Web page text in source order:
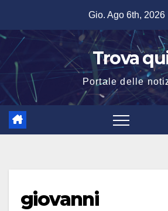
contenuto
Gio. Ago 6th, 2026
Trova
Portale delle
giovanni